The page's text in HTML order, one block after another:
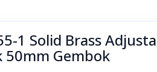
1 Solid Brass
50mm Gembok